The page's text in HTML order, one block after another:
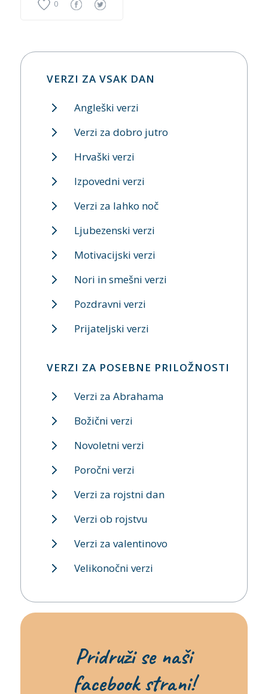
0
VERZI ZA VSAK DAN
Angleški verzi
Verzi za dobro jutro
Hrvaški verzi
Izpovedni verzi
Verzi za lahko noč
Ljubezenski verzi
Motivacijski verzi
Nori in smešni verzi
Pozdravni verzi
Prijateljski verzi
VERZI ZA POSEBNE PRILOŽNOSTI
Verzi za Abrahama
Božični verzi
Novoletni verzi
Poročni verzi
Verzi za rojstni dan
Verzi ob rojstvu
Verzi za valentinovo
Velikonočni verzi
Pridruži se naši
facebook strani!